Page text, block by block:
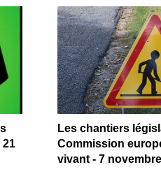
21
Les chantiers
Commission
vivant - 7